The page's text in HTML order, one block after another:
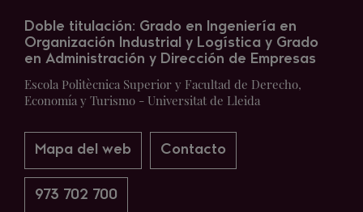
Doble titulación: Grado en Ingeniería en
Organización Industrial y Logística y Grado
en Administración y Dirección de Empresas
Escola Politècnica Superior y Facultad de Derecho,
Economía y Turismo - Universitat de Lleida
Mapa del web Contacto
973 702 700